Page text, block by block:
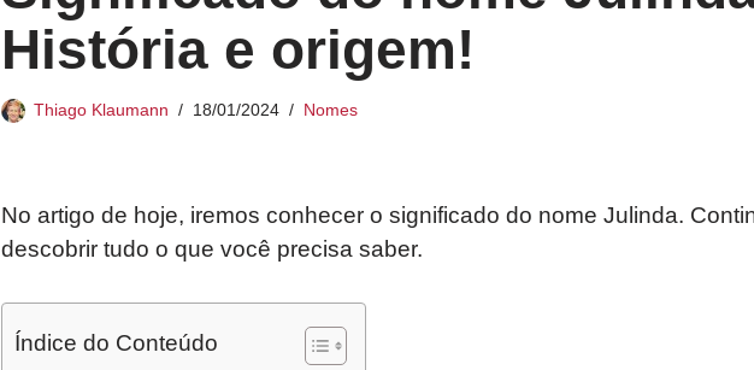
História e origem!
Thiago Klaumann 18/01/2024 Nomes
No artigo de hoje, iremos conhecer o significado do nome Julinda.
descobrir tudo o que você precisa saber.
Índice do Conteúdo